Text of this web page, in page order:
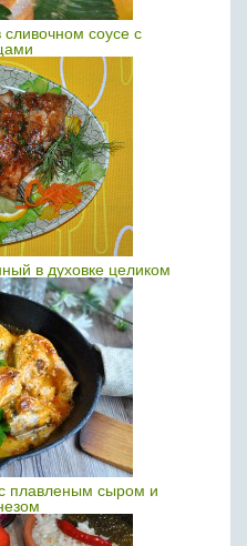
соусе с
в духовке целиком
плавленым сыром и